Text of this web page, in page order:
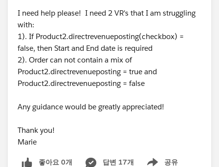
I need help please! I need 2 VR's that I am struggling
with:
1). If Product2.directrevenueposting(checkbox) =
false, then Start and End date is required
2). Order can not contain a mix of
Product2.directrevenueposting = true and
Product2.directrevenueposting = false
Any guidance would be greatly appreciated!
Thank you!
Marie
좋아요 0개 답변 17개 공유